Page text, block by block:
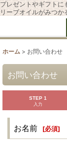
プレゼントやギフトに
リーブオイルがみつか
ホーム > お問い合わせ
お問い合わせ
STEP 1
入力
お名前 [必須]